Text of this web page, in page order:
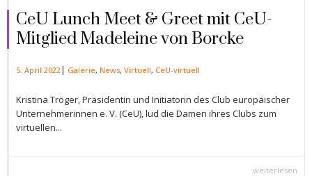
CeU Lunch Meet & Greet mit CeU-
Mitglied Madeleine von Borcke
5. April 2022| Galerie, News, Virtuell, CeU-virtuell
Kristina Tröger, Präsidentin und Initiatorin des Club europäischer
Unternehmerinnen e. V. (CeU), lud die Damen ihres Clubs zum
virtuellen...
weiterlesen